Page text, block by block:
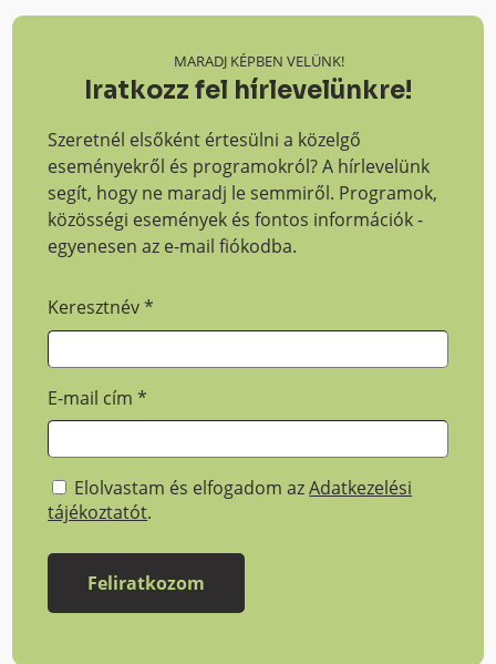
MARADJ KÉPBEN VELÜNK!
Iratkozz fel hírlevelünkre!
Szeretnél elsőként értesülni a közelgő
eseményekről és programokról? A hírlevelünk
segít, hogy ne maradj le semmiről. Programok,
közösségi események és fontos információk -
egyenesen az e-mail fiókodba.
Keresztnév*
E-mail cím*
Elolvastam és elfogadom azAdatkezelési
tájékoztatót.